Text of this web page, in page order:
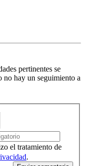
pertinentes se
no hay un seguimiento a
el tratamiento de
.